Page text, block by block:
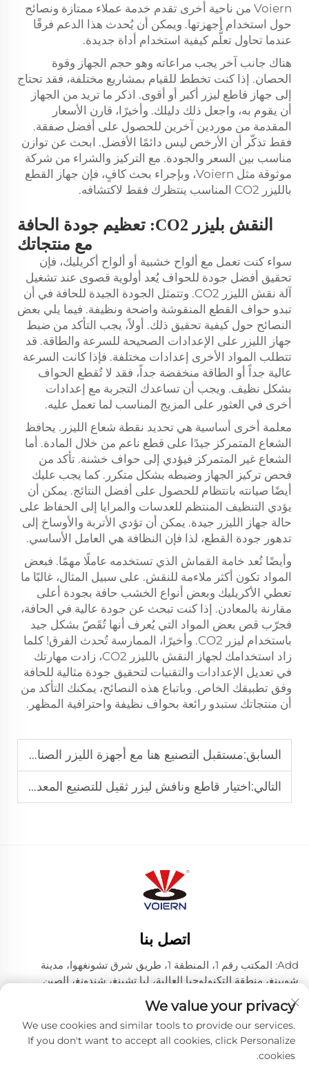
Voiern من ناحية أخرى تقدم خدمة عملاء ممتازة ونصائح
حول استخدام أجهزتها. ويمكن أن يُحدث هذا الدعم فرقًا
عندما تحاول تعلُّم كيفية استخدام أداة جديدة.
هناك جانب آخر يجب مراعاته وهو حجم الجهاز وقوة
الحصان. إذا كنت تخطط للقيام بمشاريع مختلفة، فقد تحتاج
إلى جهاز قاطع ليزر أكبر أو أقوى. اذكر ما تريد من الجهاز
أن يقوم به، واجعل ذلك دليلك. وأخيرًا، قارن الأسعار
المقدمة من موردين آخرين للحصول على أفضل صفقة.
فقط تذكّر أن الأرخص ليس دائمًا الأفضل. ابحث عن توازن
مناسب بين السعر والجودة. مع التركيز والشراء من شركة
موثوقة مثل Voiern، وبإجراء بحث كافٍ، فإن جهاز القطع
بالليزر CO2 المناسب ينتظرك فقط لاكتشافه.
النقش بليزر CO2: تعظيم جودة الحافة
مع منتجاتك
سواء كنت تعمل مع ألواح خشبية أو ألواح أكريليك، فإن
تحقيق أفضل جودة للحواف يُعد أولوية قصوى عند تشغيل
آلة نقش الليزر CO2. وتتمثل الجودة الجيدة للحافة في أن
تبدو حواف القطع المنقوشة واضحة ونظيفة. فيما يلي بعض
النصائح حول كيفية تحقيق ذلك. أولاً، يجب التأكد من ضبط
جهاز الليزر على الإعدادات الصحيحة للسرعة والطاقة. قد
تتطلب المواد الأخرى إعدادات مختلفة. فإذا كانت السرعة
عالية جداً أو الطاقة منخفضة جداً، فقد لا تُقطع الحواف
بشكل نظيف. ويجب أن تساعدك التجربة مع إعدادات
أخرى في العثور على المزيج المناسب لما تعمل عليه.
معلمة أخرى أساسية هي تحديد نقطة شعاع الليزر. يحافظ
الشعاع المتمركز جيدًا على قطع ناعم من خلال المادة. أما
الشعاع غير المتمركز فيؤدي إلى حواف خشنة. تأكد من
فحص تركيز الجهاز وضبطه بشكل متكرر. كما يجب عليك
أيضًا صيانته بانتظام للحصول على أفضل النتائج. يمكن أن
يؤدي التنظيف المنتظم للعدسات والمرايا إلى الحفاظ على
حالة جهاز الليزر جيدة. يمكن أن تؤدي الأتربة والأوساخ إلى
تدهور جودة القطع، لذا فإن النظافة هي العامل الأساسي.
وأيضًا تُعد خامة القماش الذي تستخدمه عاملًا مهمًا. فبعض
المواد تكون أكثر ملاءمة للنقش. على سبيل المثال، غالبًا ما
تعطي الأكريليك وبعض أنواع الخشب حافة بجودة أعلى
مقارنة بالمعادن. إذا كنت تبحث عن جودة عالية في الحافة،
فجرّب قص بعض المواد التي يُعرف أنها تُقَصّ بشكل جيد
باستخدام ليزر CO2. وأخيرًا، الممارسة تُحدث الفرق! كلما
زاد استخدامك لجهاز النقش بالليزر CO2، زادت مهارتك
في تعديل الإعدادات والتقنيات لتحقيق جودة مثالية للحافة
وفق تطبيقك الخاص. وباتباع هذه النصائح، يمكنك التأكد من
أن منتجاتك ستبدو رائعة بحواف نظيفة واحترافية المظهر.
السابق:مستقبل التصنيع هنا مع أجهزة الليزر الصناعية المتقدمة
التالي:اختيار قاطع ونافش ليزر ثقيل للتصنيع المعدني
اتصل بنا
Add: المكتب رقم 1، المنطقة 1، طريق شرق تشونغهوا، مدينة
شويينغ، منطقة التكنولوجيا العالية، ليا تشينغ، شندونغ، الصين
رقم الهاتف:+86-635 8512218
البريد الإلكتروني:[email protected]
We value your privacy
We use cookies and similar tools to provide our services.
If you don't want to accept all cookies, click Personalize
cookies.